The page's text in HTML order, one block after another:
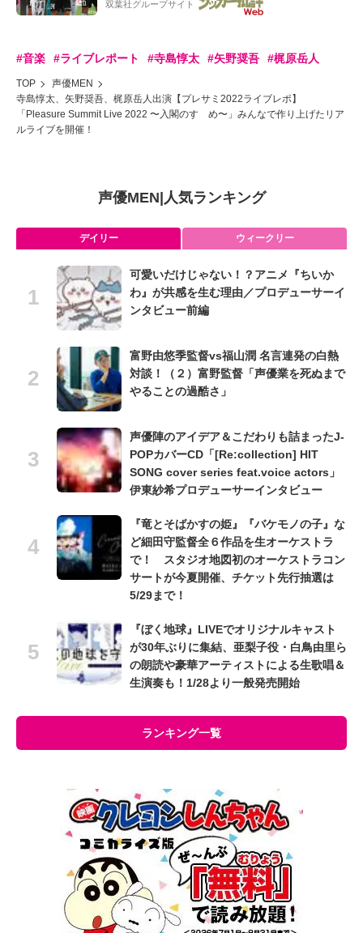
双葉社グループサイト
#音楽 #ライブレポート #寺島惇太 #矢野奨吾 #梶原岳人
TOP
声優MEN
寺島惇太、矢野奨吾、梶原岳人出演【プレサミ2022ライブレポ】
「Pleasure Summit Live 2022 〜入閣のすゝめ〜」みんなで作り上げたリア
ルライブを開催！
声優MEN 人気ランキング
デイリー ウィークリー
可愛いだけじゃない！？アニメ『ちいか
わ』が共感を生む理由／プロデューサーイ
ンタビュー前編
富野由悠季監督vs福山潤 名言連発の白熱
対談！（２）富野監督「声優業を死ぬまで
やることの過酷さ」
声優陣のアイデア＆こだわりも詰まったJ-
POPカバーCD「[Re:collection] HIT
SONG cover series feat.voice actors」
伊東紗希プロデューサーインタビュー
『竜とそばかすの姫』『バケモノの子』な
ど細田守監督全６作品を生オーケストラ
で！ スタジオ地図初のオーケストラコン
サートが今夏開催、チケット先行抽選は
5/29まで！
『ぼく地球』LIVEでオリジナルキャスト
が30年ぶりに集結、亜梨子役・白鳥由里ら
の朗読や豪華アーティストによる生歌唱＆
生演奏も！1/28より一般発売開始
ランキング一覧